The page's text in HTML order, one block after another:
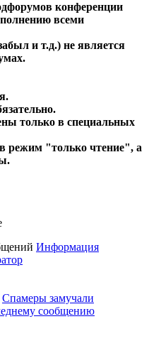
конференции
всеми
и т.д.) не является
только в специальных
режим "только чтение", а
Информация
Спамеры замучали
сообщению